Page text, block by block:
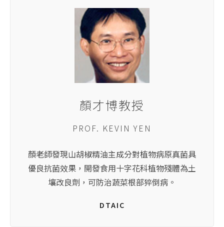
顏才博教授
PROF. KEVIN YEN
顏老師發現山胡椒精油主成分對植物病原真菌具
優良抗菌效果，開發食用十字花科植物殘體為土
壤改良劑，可防治蔬菜根部猝倒病。
DTAIC